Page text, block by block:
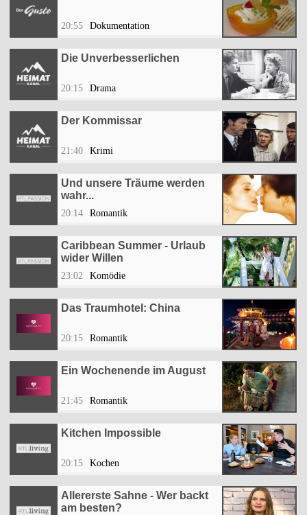
20:55 Dokumentation
Die Unverbesserlichen
20:15 Drama
Der Kommissar
21:40 Krimi
Und unsere Träume werden
wahr...
20:14 Romantik
Caribbean Summer - Urlaub
wider Willen
23:02 Komödie
Das Traumhotel: China
20:15 Romantik
Ein Wochenende im August
21:45 Romantik
Kitchen Impossible
20:15 Kochen
Allererste Sahne - Wer backt
am besten?